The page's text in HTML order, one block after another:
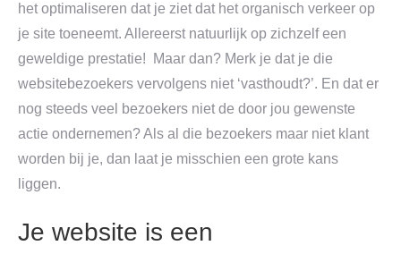
het optimaliseren dat je ziet dat het organisch verkeer op
je site toeneemt. Allereerst natuurlijk op zichzelf een
geweldige prestatie! Maar dan? Merk je dat je die
websitebezoekers vervolgens niet ‘vasthoudt?’. En dat er
nog steeds veel bezoekers niet de door jou gewenste
actie ondernemen? Als al die bezoekers maar niet klant
worden bij je, dan laat je misschien een grote kans
liggen.
Je website is een